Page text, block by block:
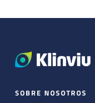
SOBRE NOSOTROS